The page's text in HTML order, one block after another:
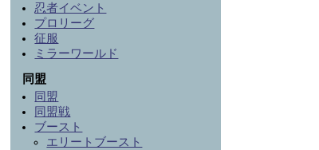
忍者イベント
プロリーグ
征服
ミラーワールド
同盟
同盟
同盟戦
ブースト
エリートブースト